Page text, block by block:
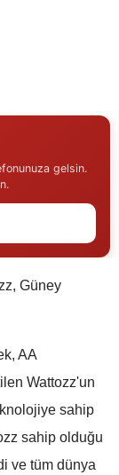
gelsin.
Güney
AA
Wattozz'un
sahip
sahip olduğu
ve tüm dünya